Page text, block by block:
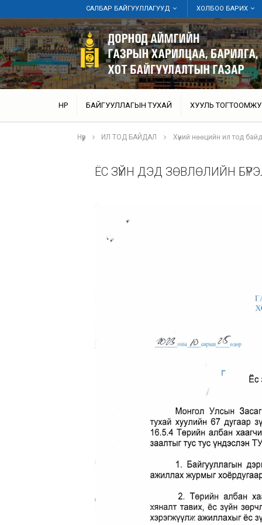
САЛБАР БАЙГУУЛЛАГУУД ХОЛБОО БАРИХ
НҮҮР БАЙГУУЛЛАГЫН ТУХАЙ ХУУЛЬ
Нүүр ИЛ ТОД БАЙДАЛ Хүний нөөцийн ил тод
ЁС ЗҮЙН ДЭД ЗӨВЛӨЛИЙН